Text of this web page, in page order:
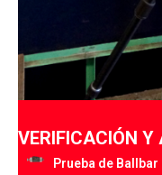
VERIFICACIÓN Y
Prueba de